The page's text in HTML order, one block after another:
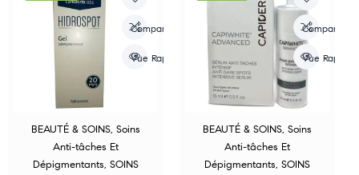
Compare
Vue Rapide
BEAUTÉ & SOINS, Soins
Anti-tâches Et
Dépigmentants, SOINS
Compare
Vue Rapide
BEAUTÉ & SOINS, Soins
Anti-tâches Et
Dépigmentants, SOINS